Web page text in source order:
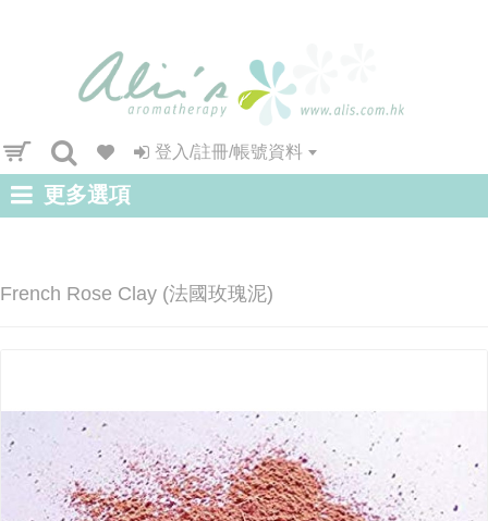
登入/註冊/帳號資料
更多選項
French Rose Clay (法國玫瑰泥)